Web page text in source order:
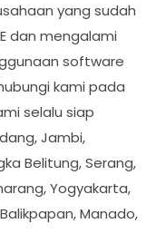
yang sudah
dan mengalami
software
kami pada
selalu siap
Jambi,
Belitung, Serang,
Yogyakarta,
Manado,